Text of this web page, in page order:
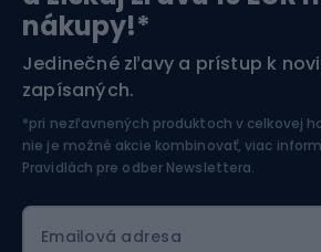
Športová elektronika
Jazdectvo
nákupy!*
Jedinečné zľavy a prístup k
zapísaných.
*pri nezľavnených produktoch v celkovej
nie je možné akcie kombinovať, viac
Pravidlách pre odber Newslettera.
Emailová adresa